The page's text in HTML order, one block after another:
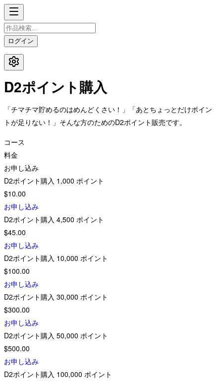
ログイン
D2ポイント購入
「チマチマ貯めるのはめんどくさい！」「あとちょっとだけポイン
トが足りない！」そんな方のためのD2ポイント販売です。
コース
料金
お申し込み
D2ポイント購入 1,000 ポイント
$10.00
お申し込み
D2ポイント購入 4,500 ポイント
$45.00
お申し込み
D2ポイント購入 10,000 ポイント
$100.00
お申し込み
D2ポイント購入 30,000 ポイント
$300.00
お申し込み
D2ポイント購入 50,000 ポイント
$500.00
お申し込み
D2ポイント購入 100,000 ポイント